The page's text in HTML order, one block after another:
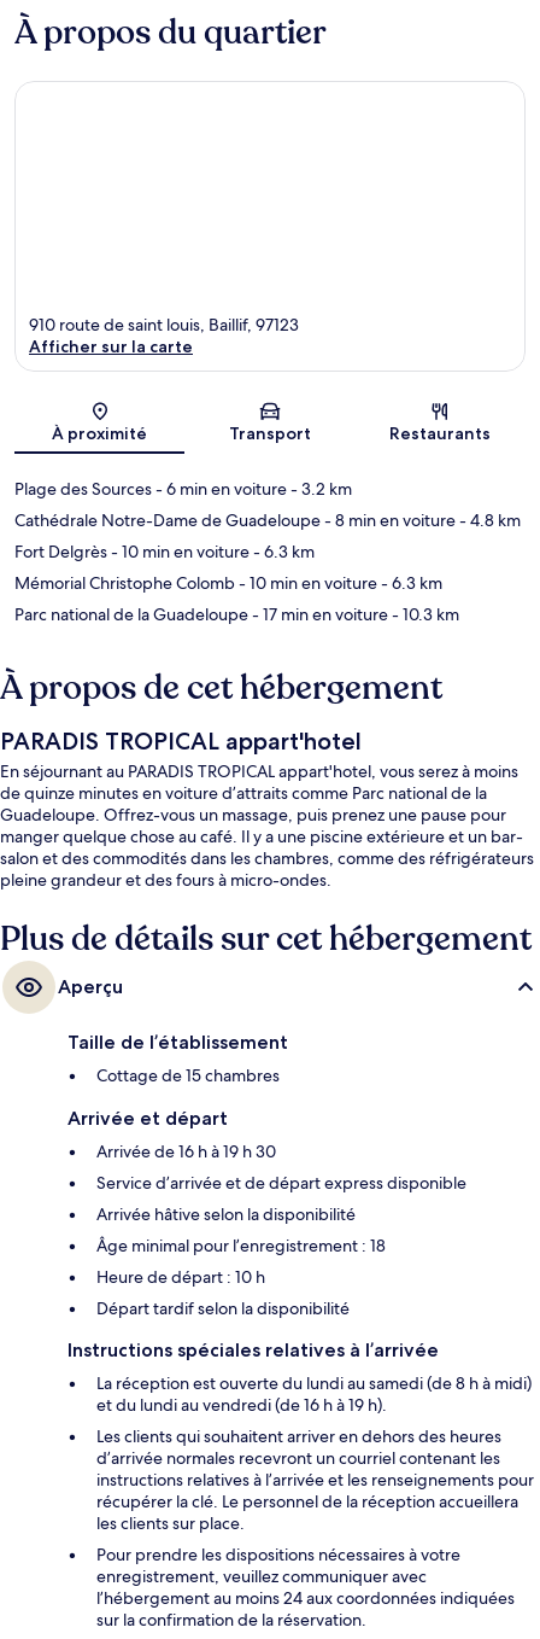
À propos du quartier
Carte
910 route de saint louis, Baillif, 97123
Afficher sur la carte
À proximité Transport Restaurants
Plage des Sources- 6 min en voiture- 3.2 km
Cathédrale Notre-Dame de Guadeloupe- 8 min en voiture- 4.8 km
Fort Delgrès- 10 min en voiture- 6.3 km
Mémorial Christophe Colomb- 10 min en voiture- 6.3 km
Parc national de la Guadeloupe- 17 min en voiture- 10.3 km
À propos de cet hébergement
PARADIS TROPICAL appart'hotel
En séjournant au PARADIS TROPICAL appart'hotel, vous serez à moins
de quinze minutes en voiture d’attraits comme Parc national de la
Guadeloupe. Offrez-vous un massage, puis prenez une pause pour
manger quelque chose au café. Il y a une piscine extérieure et un bar-
salon et des commodités dans les chambres, comme des réfrigérateurs
pleine grandeur et des fours à micro-ondes.
Plus de détails sur cet hébergement
Aperçu
Taille de l’établissement
Cottage de 15 chambres
Arrivée et départ
Arrivée de 16 h à 19 h 30
Service d’arrivée et de départ express disponible
Arrivée hâtive selon la disponibilité
Âge minimal pour l’enregistrement : 18
Heure de départ : 10 h
Départ tardif selon la disponibilité
Instructions spéciales relatives à l’arrivée
La réception est ouverte du lundi au samedi (de 8 h à midi)
et du lundi au vendredi (de 16 h à 19 h).
Les clients qui souhaitent arriver en dehors des heures
d’arrivée normales recevront un courriel contenant les
instructions relatives à l’arrivée et les renseignements pour
récupérer la clé. Le personnel de la réception accueillera
les clients sur place.
Pour prendre les dispositions nécessaires à votre
enregistrement, veuillez communiquer avec
l’hébergement au moins 24 aux coordonnées indiquées
sur la confirmation de la réservation.